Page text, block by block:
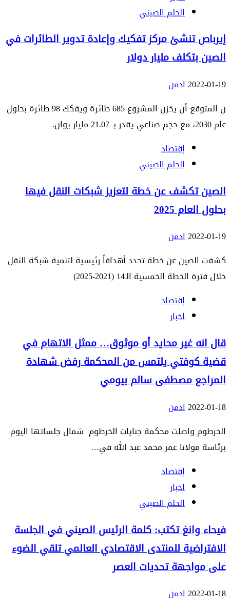
الحلم الصيني
إيرباص تنشئ مركز تفكيك وإعادة تدوير الطائرات في
الصين بتكلف مليار دولار
2022-01-19ادمن
ن المتوقع أن يخزن المشروع 685 طائرة ويفكك 98 طائرة بحلول
عام 2030، مع حجم صناعي يقدر بـ 21.07 مليار يوان.
إقتصاد
الحلم الصيني
الصين تكشف عن خطة لتعزيز شبكات النقل فيها
بحلول العام 2025
2022-01-19ادمن
كشفت الصين عن خطة تحدد أهدافاً رئيسية لتنمية شبكة النقل
خلال فترة الخطة الخمسية الـ14 (2021-2025)
إقتصاد
اخبار
قال انه غير محايد أو موثوق… ممثل الاتهام في
قضية كوفتي يلتمس من المحكمة رفض شهادة
المراجع مصطفى سالم بيومي
2022-01-18ادمن
الخرطوم واصلت محكمة جنايات الخرطوم شمال جلساتها اليوم
برئاسة مولانا عمر محمد عبد الله في…
إقتصاد
اخبار
الحلم الصيني
فيحاء وانغ تكتب: كلمة الرئيس الصيني في الجلسة
الافتراضية للمنتدى الاقتصادي العالمي تلقي الضوء
على مواجهة تحديات العصر
2022-01-18ادمن